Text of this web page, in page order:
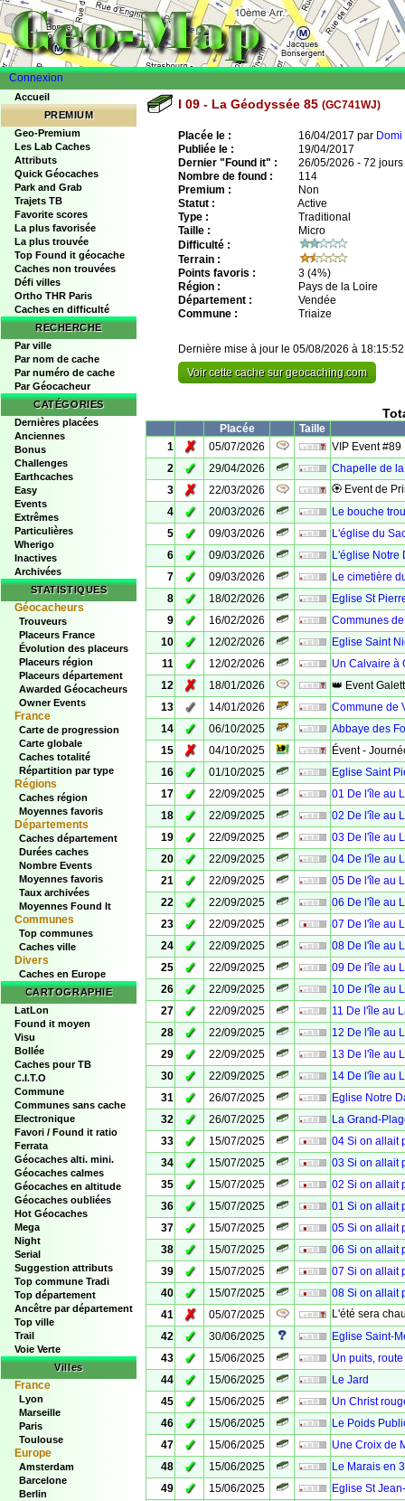
Connexion
Accueil
PREMIUM
Geo-Premium
Les Lab Caches
Attributs
Quick Géocaches
Park and Grab
Trajets TB
Favorite scores
La plus favorisée
La plus trouvée
Top Found it géocache
Caches non trouvées
Défi villes
Ortho THR Paris
Caches en difficulté
RECHERCHE
Par ville
Par nom de cache
Par numéro de cache
Par Géocacheur
CATÉGORIES
Dernières placées
Anciennes
Bonus
Challenges
Earthcaches
Easy
Events
Extrêmes
Particulières
Wherigo
Inactives
Archivées
STATISTIQUES
Géocacheurs
Trouveurs
Placeurs France
Évolution des placeurs
Placeurs région
Placeurs département
Awarded Géocacheurs
Owner Events
France
Carte de progression
Carte globale
Caches totalité
Répartition par type
Régions
Caches région
Moyennes favoris
Départements
Caches département
Durées caches
Nombre Events
Moyennes favoris
Taux archivées
Moyennes Found It
Communes
Top communes
Caches ville
Divers
Caches en Europe
CARTOGRAPHIE
LatLon
Found it moyen
Visu
Bollée
Caches pour TB
C.I.T.O
Commune
Communes sans cache
Electronique
Favori / Found it ratio
Ferrata
Géocaches alti. mini.
Géocaches calmes
Géocaches en altitude
Géocaches oubliées
Hot Géocaches
Mega
Night
Serial
Suggestion attributs
Top commune Tradi
Top département
Ancêtre par département
Top ville
Trail
Voie Verte
Villes
France
Lyon
Marseille
Paris
Toulouse
Europe
Amsterdam
Barcelone
Berlin
I 09 - La Géodyssée 85 (GC741WJ)
Placée le : 16/04/2017 par Domi
Publiée le :
19/04/2017
Dernier "Found it" :
26/05/2026 - 72 jours
Nombre de found :
114
Premium :
Non
Statut :
Active
Type :
Traditional
Taille :
Micro
Difficulté :
Terrain :
Points favoris :
3 (4%)
Région :
Pays de la Loire
Département :
Vendée
Commune :
Triaize
Dernière mise à jour le 05/08/2026 à 18:15:52
Voir cette cache sur geocaching.com
Placée
Taille
1
✗ 05/07/2026
VIP Event #89
2
✓ 29/04/2026
Chapelle de
3
✗ 22/03/2026
🏵 Event de
4
✓ 20/03/2026
Le bouche
5
✓ 09/03/2026
L'église du
6
✓ 09/03/2026
L'église Notre
7
✓ 09/03/2026
Le cimetière
8
✓ 18/02/2026
Eglise St
9
✓ 16/02/2026
Communes
10
✓ 12/02/2026
Eglise Saint
11
✓ 12/02/2026
Un Calvaire à
12
✗ 18/01/2026
👑 Event
13
✓ 14/01/2026
Commune de
14
✓ 06/10/2025
Abbaye des
15
✗ 04/10/2025
Évent -
16
✓ 01/10/2025
Eglise Saint
17
✓ 22/09/2025
01 De l'île au
18
✓ 22/09/2025
02 De l'île au
19
✓ 22/09/2025
03 De l'île au
20
✓ 22/09/2025
04 De l'île au
21
✓ 22/09/2025
05 De l'île au
22
✓ 22/09/2025
06 De l'île au
23
✓ 22/09/2025
07 De l'île au
24
✓ 22/09/2025
08 De l'île au
25
✓ 22/09/2025
09 De l'île au
26
✓ 22/09/2025
10 De l'île au
27
✓ 22/09/2025
11 De l'île au
28
✓ 22/09/2025
12 De l'île au
29
✓ 22/09/2025
13 De l'île au
30
✓ 22/09/2025
14 De l'île au
31
✓ 26/07/2025
Eglise Notre
32
✓ 26/07/2025
La Grand-
33
✓ 15/07/2025
04 Si on allait
34
✓ 15/07/2025
03 Si on allait
35
✓ 15/07/2025
02 Si on allait
36
✓ 15/07/2025
01 Si on allait
37
✓ 15/07/2025
05 Si on allait
38
✓ 15/07/2025
06 Si on allait
39
✓ 15/07/2025
07 Si on allait
40
✓ 15/07/2025
08 Si on allait
41
✗ 05/07/2025
L'été sera
42
✓ 30/06/2025
Eglise Saint-
43
✓ 15/06/2025
Un puits,
44
✓ 15/06/2025
Le Jard
45
✓ 15/06/2025
Un Christ
46
✓ 15/06/2025
Le Poids
47
✓ 15/06/2025
Une Croix de
48
✓ 15/06/2025
Le Marais en
49
✓ 15/06/2025
Eglise St